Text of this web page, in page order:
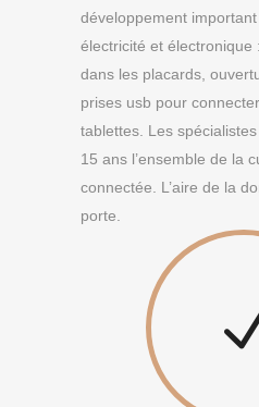
développement
électricité et électronique
dans les placards,
prises usb pour
tablettes. Les
15 ans l’ensemble de la
connectée. L’aire de la
porte.